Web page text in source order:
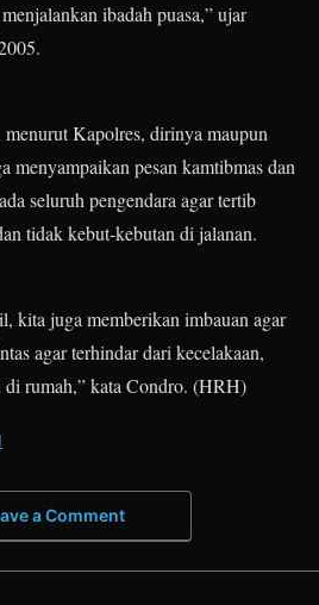
ibadah puasa,” ujar
Kapolres, dirinya maupun
menyampaikan pesan kamtibmas dan
seluruh pengendara agar tertib
tidak kebut-kebutan di jalanan.
kita juga memberikan imbauan agar
agar terhindar dari kecelakaan,
di rumah,” kata Condro. (HRH)
a Comment